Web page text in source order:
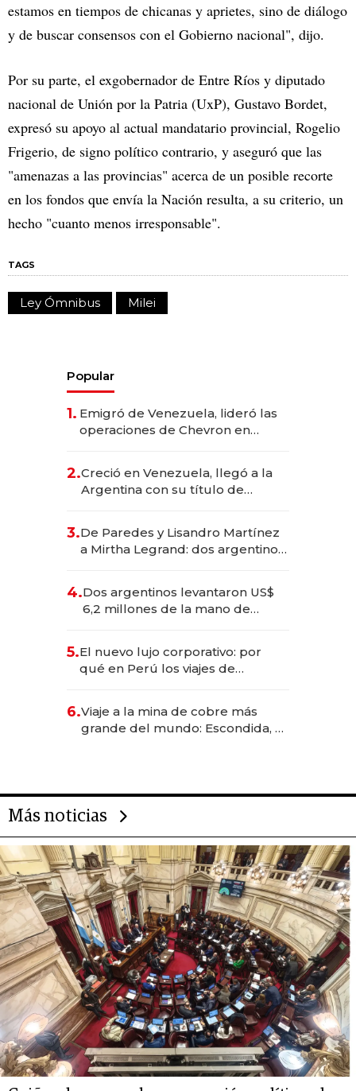
estamos en tiempos de chicanas y aprietes, sino de diálogo
y de buscar consensos con el Gobierno nacional", dijo.
Por su parte, el exgobernador de Entre Ríos y diputado
nacional de Unión por la Patria (UxP), Gustavo Bordet,
expresó su apoyo al actual mandatario provincial, Rogelio
Frigerio, de signo político contrario, y aseguró que las
"amenazas a las provincias" acerca de un posible recorte
en los fondos que envía la Nación resulta, a su criterio, un
hecho "cuanto menos irresponsable".
TAGS
Ley Ómnibus Milei
Popular
1. Emigró de Venezuela, lideró las
operaciones de Chevron en
2.Creció en Venezuela, llegó a la
Argentina con su título de
las marcas "fast premium"
3.De Paredes y Lisandro Martínez
a Mirtha Legrand: dos argentinos
deportivo y el cuidado corporal
4.Dos argentinos levantaron US$
6,2 millones de la mano de
5.El nuevo lujo corporativo: por
qué en Perú los viajes de
transformadoras
6.Viaje a la mina de cobre más
grande del mundo: Escondida, el
Más noticias